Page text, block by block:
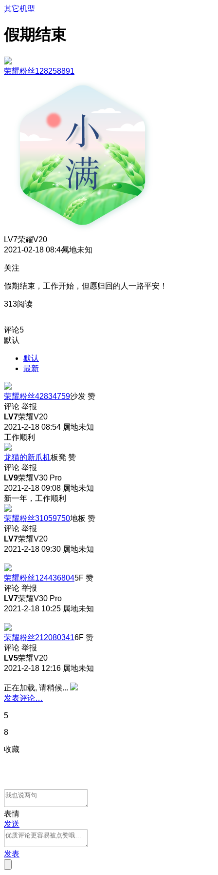
其它机型
假期结束
荣耀粉丝128258891
LV7荣耀V20
2021-02-18 08:44属地未知
关注
假期结束，工作开始，但愿归回的人一路平安！
313阅读
评论5
默认
默认
最新
荣耀粉丝42834759沙发 赞
评论 举报
LV7荣耀V20
2021-2-18 08:54 属地未知
工作顺利
龙猫的新爪机板凳 赞
评论 举报
LV9荣耀V30 Pro
2021-2-18 09:08 属地未知
新一年，工作顺利
荣耀粉丝31059750地板 赞
评论 举报
LV7荣耀V20
2021-2-18 09:30 属地未知
荣耀粉丝1244368045F 赞
评论 举报
LV7荣耀V30 Pro
2021-2-18 10:25 属地未知
荣耀粉丝2120803416F 赞
评论 举报
LV5荣耀V20
2021-2-18 12:16 属地未知
正在加载, 请稍候...
发表评论…
5
8
收藏
表情
发送
发表